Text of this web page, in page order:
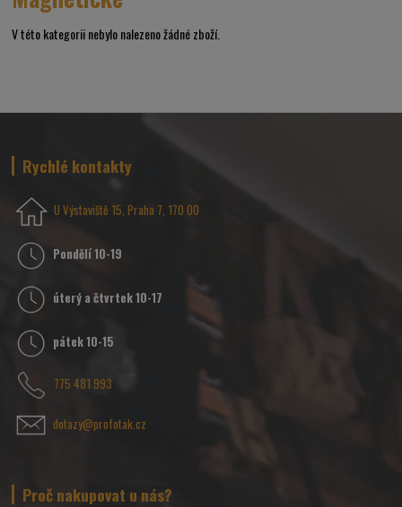
V této kategorii nebylo nalezeno žádné zboží.
Rychlé kontakty
U Výstaviště 15, Praha 7, 170 00
Pondělí 10-19
úterý a čtvrtek 10-17
pátek 10-15
775 481 993
dotazy@profotak.cz
Proč nakupovat u nás?